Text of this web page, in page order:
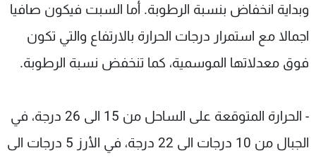
وبداية انخفاض بنسبة الرطوبة. أما السبت فيكون صافيا
اجمالا مع استمرار درجات الحرارة بالارتفاع والتي تكون
فوق معدلاتها الموسمية، كما تنخفض نسبة الرطوبة.
- الحرارة المتوقعة على الساحل من 15 الى 26 درجة، في
الجبال من 10 درجات الى 22 درجة، في الأرز 5 درجات الى